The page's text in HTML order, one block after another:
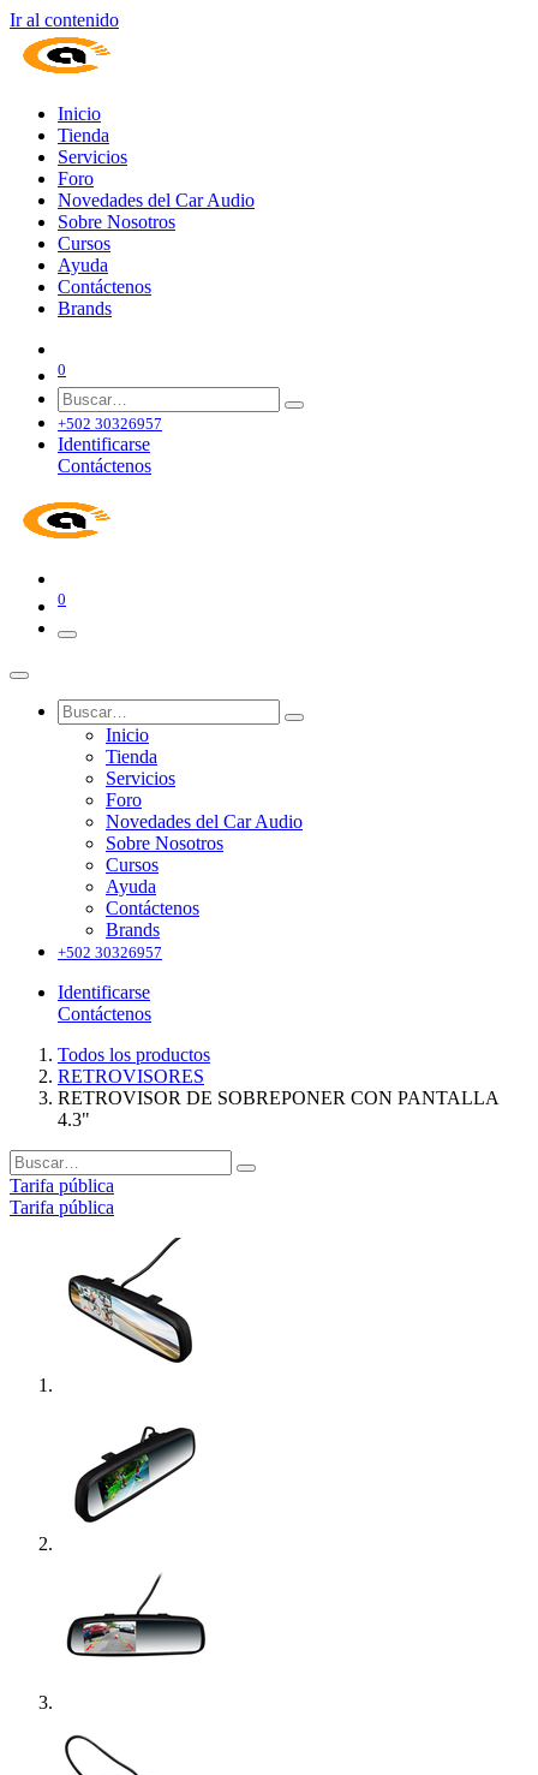
Ir al contenido
Inicio
Tienda
Servicios
Foro
Novedades del Car Audio
Sobre Nosotros
Cursos
Ayuda
Contáctenos
Brands
0
+502 30326957
Identificarse
Contáctenos
0
Inicio
Tienda
Servicios
Foro
Novedades del Car Audio
Sobre Nosotros
Cursos
Ayuda
Contáctenos
Brands
+502 30326957
Identificarse
Contáctenos
Todos los productos
RETROVISORES
RETROVISOR DE SOBREPONER CON PANTALLA
4.3"
Tarifa pública
Tarifa pública